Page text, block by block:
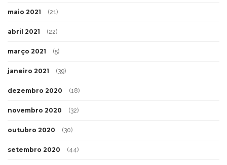
maio 2021 (21)
abril 2021 (22)
março 2021 (5)
janeiro 2021 (39)
dezembro 2020 (18)
novembro 2020 (32)
outubro 2020 (30)
setembro 2020 (44)